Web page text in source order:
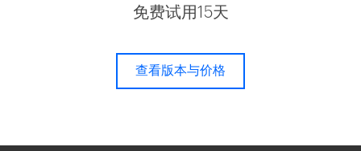
免费试用15天
查看版本与价格